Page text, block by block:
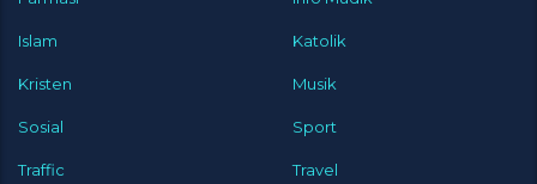
Islam Katolik
Kristen Musik
Sosial Sport
Traffic Travel